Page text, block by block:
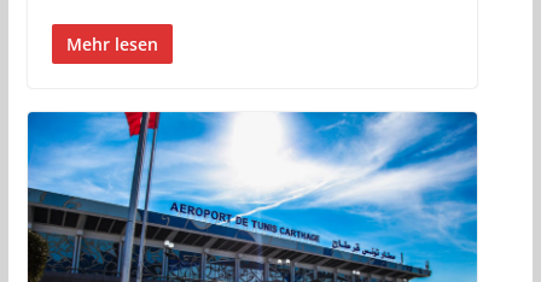
Mehr lesen